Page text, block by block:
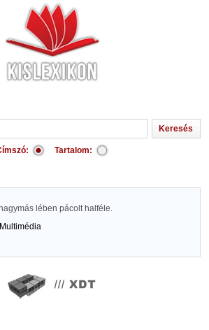
Tartalom:
lében pácolt halféle.